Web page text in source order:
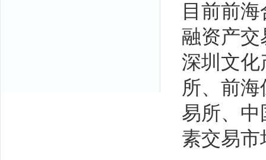
目前前
融资产
深圳文化
所、前
易所、中
素交易市